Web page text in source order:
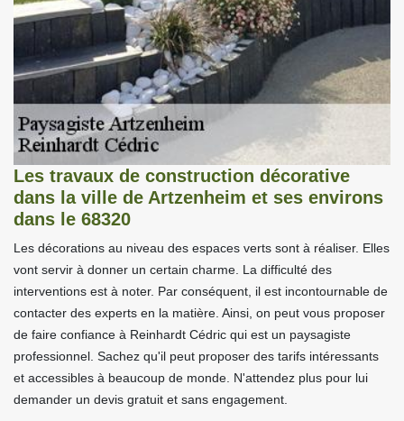
Les travaux de construction décorative
dans la ville de Artzenheim et ses environs
dans le 68320
Les décorations au niveau des espaces verts sont à réaliser. Elles
vont servir à donner un certain charme. La difficulté des
interventions est à noter. Par conséquent, il est incontournable de
contacter des experts en la matière. Ainsi, on peut vous proposer
de faire confiance à Reinhardt Cédric qui est un paysagiste
professionnel. Sachez qu'il peut proposer des tarifs intéressants
et accessibles à beaucoup de monde. N'attendez plus pour lui
demander un devis gratuit et sans engagement.